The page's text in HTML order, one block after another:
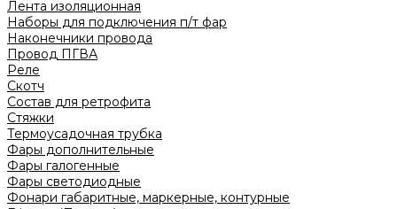
Лента изоляционная
Наборы для подключения п/т фар
Наконечники провода
Провод ПГВА
Реле
Скотч
Состав для ретрофита
Стяжки
Термоусадочная трубка
Фары дополнительные
Фары галогенные
Фары светодиодные
Фонари габаритные, маркерные, контурные